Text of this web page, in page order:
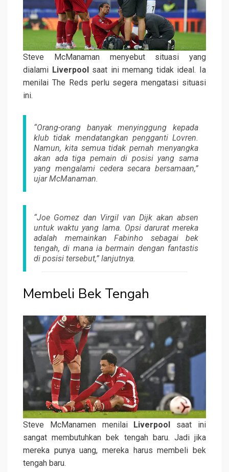
Steve McManaman menyebut situasi yang
dialami Liverpoolsaat ini memang tidak ideal. Ia
menilai The Reds perlu segera mengatasi situasi
ini.
“Orang-orang banyak menyinggung kepada
klub tidak mendatangkan pengganti Lovren.
Namun, kita semua tidak pernah menyangka
akan ada tiga pemain di posisi yang sama
yang mengalami cedera secara bersamaan,”
ujar McManaman.
“Joe Gomez dan Virgil van Dijk akan absen
untuk waktu yang lama. Opsi darurat mereka
adalah memainkan Fabinho sebagai bek
tengah, di mana ia bermain dengan fantastis
di posisi tersebut,” lanjutnya.
Membeli Bek Tengah
Steve McManamen menilai Liverpool saat ini
sangat membutuhkan bek tengah baru. Jadi jika
mereka punya uang, mereka harus membeli bek
tengah baru.